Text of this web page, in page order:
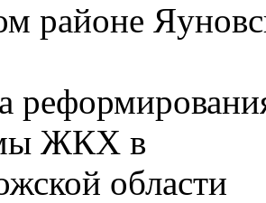
районе